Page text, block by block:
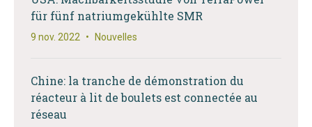
für fünf natriumgekühlte SMR
9 nov. 2022 • Nouvelles
Chine: la tranche de démonstration du
réacteur à lit de boulets est connectée au
réseau